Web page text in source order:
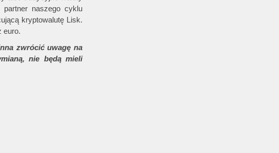
partner naszego cyklu
kryptowalutę Lisk.
euro.
zwrócić uwagę na
nie będą mieli